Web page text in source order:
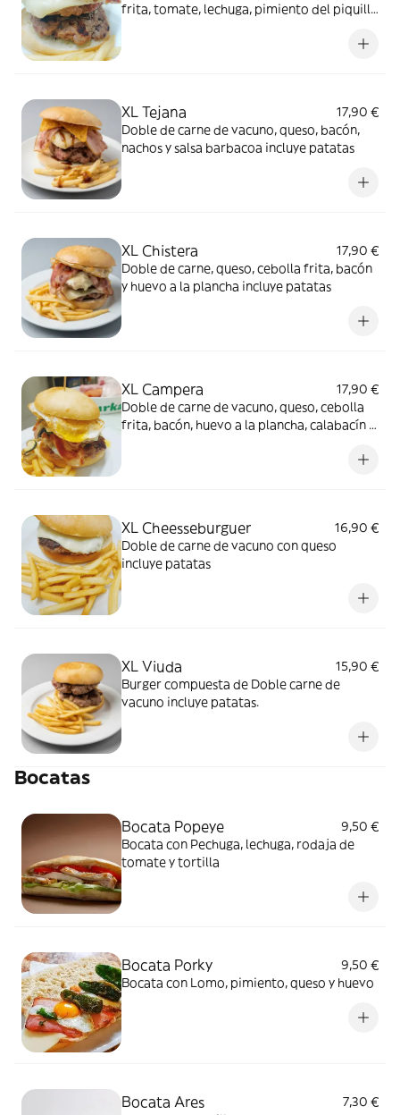
frita, tomate, lechuga, pimiento del piquillo
XL Tejana
17,90 €
Doble de carne de vacuno, queso, bacón,
nachos y salsa barbacoa incluye patatas
XL Chistera
17,90 €
Doble de carne, queso, cebolla frita, bacón
y huevo a la plancha incluye patatas
XL Campera
17,90 €
Doble de carne de vacuno, queso, cebolla
frita, bacón, huevo a la plancha, calabacín y
XL Cheesseburguer
16,90 €
Doble de carne de vacuno con queso
incluye patatas
XL Viuda
15,90 €
Burger compuesta de Doble carne de
vacuno incluye patatas.
Bocatas
Bocata Popeye
9,50 €
Bocata con Pechuga, lechuga, rodaja de
tomate y tortilla
Bocata Porky
9,50 €
Bocata con Lomo, pimiento, queso y huevo
Bocata Ares
7,30 €